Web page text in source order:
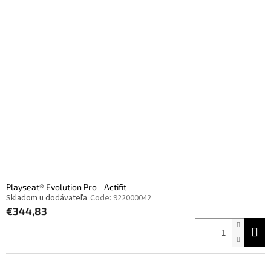
Playseat® Evolution Pro - Actifit
Skladom u dodávateľa Code: 922000042
€344,83